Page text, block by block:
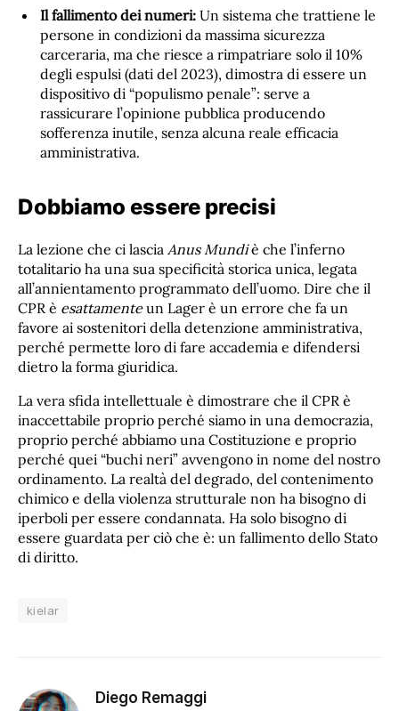
Il fallimento dei numeri: Un sistema che trattiene le
persone in condizioni da massima sicurezza
carceraria, ma che riesce a rimpatriare solo il 10%
degli espulsi (dati del 2023), dimostra di essere un
dispositivo di “populismo penale”: serve a
rassicurare l’opinione pubblica producendo
sofferenza inutile, senza alcuna reale efficacia
amministrativa.
Dobbiamo essere precisi
La lezione che ci lascia Anus Mundiè che l’inferno
totalitario ha una sua specificità storica unica, legata
all’annientamento programmato dell’uomo. Dire che il
CPR è esattamenteun Lager è un errore che fa un
favore ai sostenitori della detenzione amministrativa,
perché permette loro di fare accademia e difendersi
dietro la forma giuridica.
La vera sfida intellettuale è dimostrare che il CPR è
inaccettabile proprio perché siamo in una democrazia,
proprio perché abbiamo una Costituzione e proprio
perché quei “buchi neri” avvengono in nome del nostro
ordinamento. La realtà del degrado, del contenimento
chimico e della violenza strutturale non ha bisogno di
iperboli per essere condannata. Ha solo bisogno di
essere guardata per ciò che è: un fallimento dello Stato
di diritto.
kielar
Diego Remaggi